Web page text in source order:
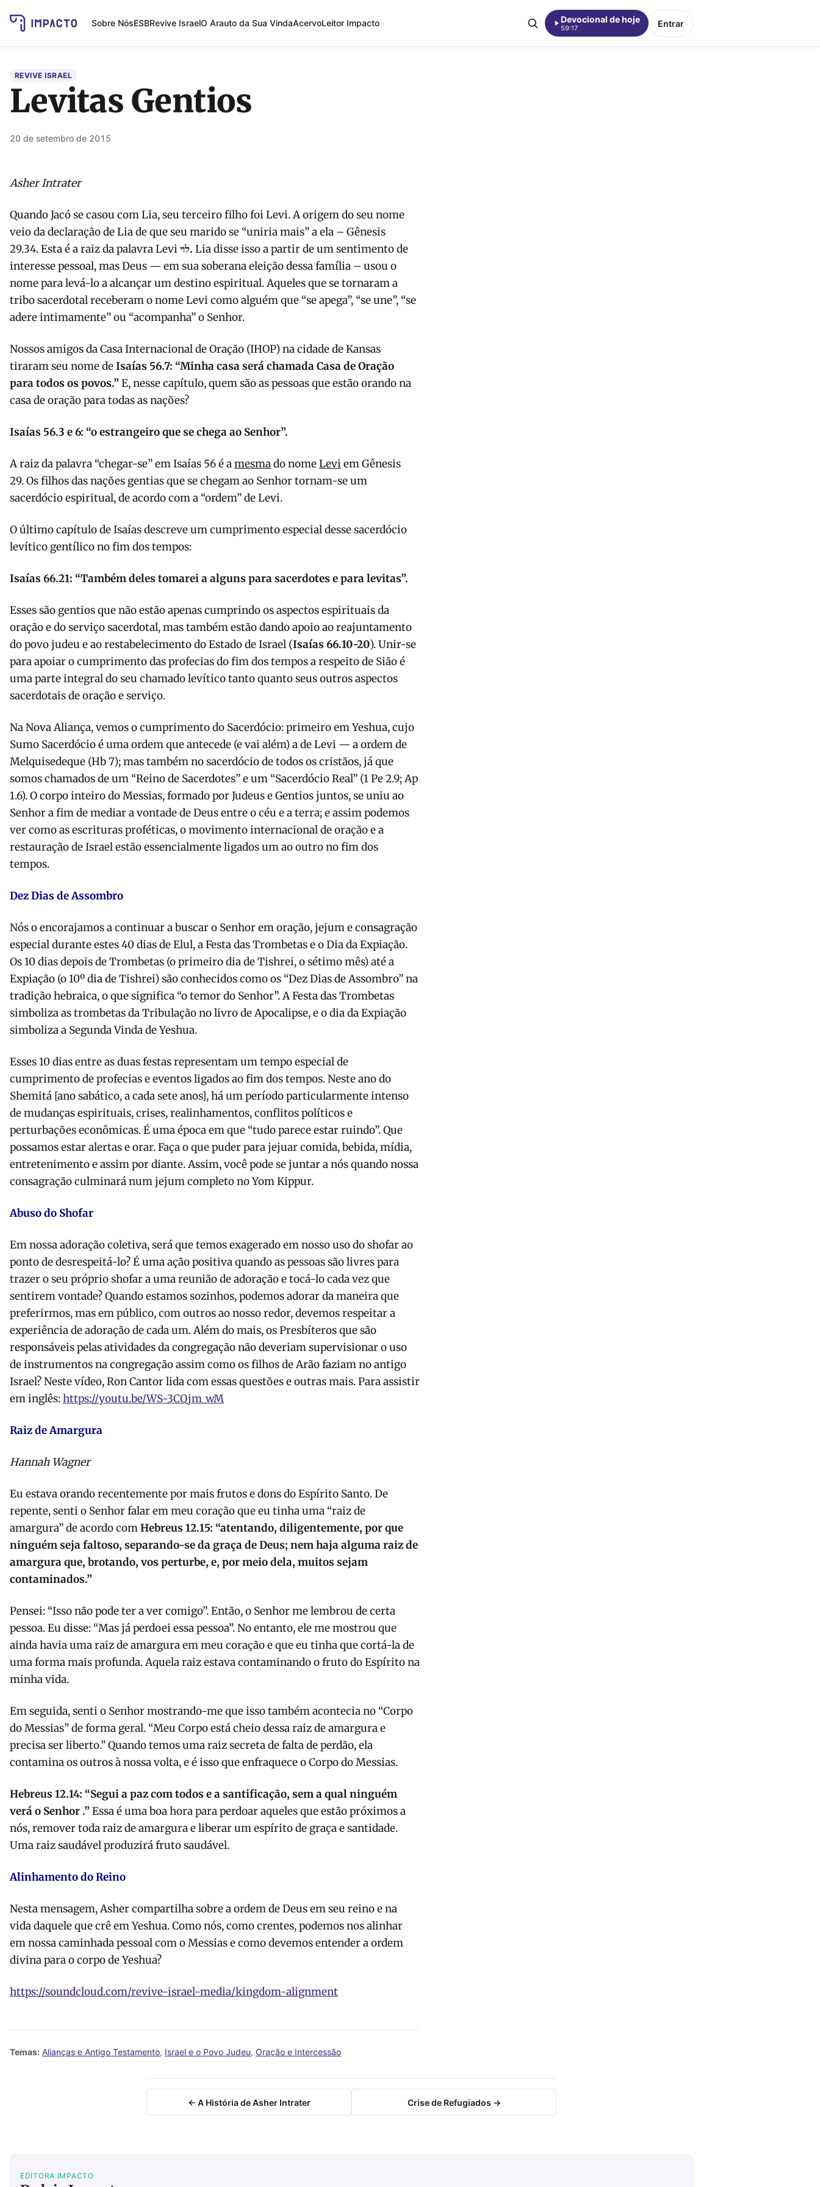
Sobre NósESBRevive IsraelO Arauto da Sua VindaAcervoLeitor Impacto Devocional de hoje
59:17 Entrar
REVIVE ISRAEL
Levitas Gentios
20 de setembro de 2015
Asher Intrater
Quando Jacó se casou com Lia, seu terceiro filho foi Levi. A origem do seu nome
veio da declaração de Lia de que seu marido se “uniria mais” a ela – Gênesis
29.34. Esta é a raiz da palavra Levi לוי. Lia disse isso a partir de um sentimento de
interesse pessoal, mas Deus — em sua soberana eleição dessa família – usou o
nome para levá-lo a alcançar um destino espiritual. Aqueles que se tornaram a
tribo sacerdotal receberam o nome Levi como alguém que “se apega”, “se une”, “se
adere intimamente” ou “acompanha” o Senhor.
Nossos amigos da Casa Internacional de Oração (IHOP) na cidade de Kansas
tiraram seu nome deIsaías 56.7: “Minha casa será chamada Casa de Oração
para todos os povos.”E, nesse capítulo, quem são as pessoas que estão orando na
casa de oração para todas as nações?
Isaías 56.3 e 6: “o estrangeiro que se chega ao Senhor”.
A raiz da palavra “chegar-se” em Isaías 56 é amesmado nomeLevi em Gênesis
29. Os filhos das nações gentias que se chegam ao Senhor tornam-se um
sacerdócio espiritual, de acordo com a “ordem” de Levi.
O último capítulo de Isaías descreve um cumprimento especial desse sacerdócio
levítico gentílico no fim dos tempos:
Isaías 66.21: “Também deles tomarei a alguns para sacerdotes e para levitas”.
Esses são gentios que não estão apenas cumprindo os aspectos espirituais da
oração e do serviço sacerdotal, mas também estão dando apoio ao reajuntamento
do povo judeu e ao restabelecimento do Estado de Israel (Isaías 66.10-20). Unir-se
para apoiar o cumprimento das profecias do fim dos tempos a respeito de Sião é
uma parte integral do seu chamado levítico tanto quanto seus outros aspectos
sacerdotais de oração e serviço.
Na Nova Aliança, vemos o cumprimento do Sacerdócio: primeiro em Yeshua, cujo
Sumo Sacerdócio é uma ordem que antecede (e vai além) a de Levi — a ordem de
Melquisedeque (Hb 7); mas também no sacerdócio de todos os cristãos, já que
somos chamados de um “Reino de Sacerdotes” e um “Sacerdócio Real” (1 Pe 2.9; Ap
1.6). O corpo inteiro do Messias, formado por Judeus e Gentios juntos, se uniu ao
Senhor a fim de mediar a vontade de Deus entre o céu e a terra; e assim podemos
ver como as escrituras proféticas, o movimento internacional de oração e a
restauração de Israel estão essencialmente ligados um ao outro no fim dos
tempos.
Dez Dias de Assombro
Nós o encorajamos a continuar a buscar o Senhor em oração, jejum e consagração
especial durante estes 40 dias de Elul, a Festa das Trombetas e o Dia da Expiação.
Os 10 dias depois de Trombetas (o primeiro dia de Tishrei, o sétimo mês) até a
Expiação (o 10º dia de Tishrei) são conhecidos como os “Dez Dias de Assombro” na
tradição hebraica, o que significa “o temor do Senhor”. A Festa das Trombetas
simboliza as trombetas da Tribulação no livro de Apocalipse, e o dia da Expiação
simboliza a Segunda Vinda de Yeshua.
Esses 10 dias entre as duas festas representam um tempo especial de
cumprimento de profecias e eventos ligados ao fim dos tempos. Neste ano do
Shemitá [ano sabático, a cada sete anos], há um período particularmente intenso
de mudanças espirituais, crises, realinhamentos, conflitos políticos e
perturbações econômicas. É uma época em que “tudo parece estar ruindo”. Que
possamos estar alertas e orar. Faça o que puder para jejuar comida, bebida, mídia,
entretenimento e assim por diante. Assim, você pode se juntar a nós quando nossa
consagração culminará num jejum completo no Yom Kippur.
Abuso do Shofar
Em nossa adoração coletiva, será que temos exagerado em nosso uso do shofar ao
ponto de desrespeitá-lo? É uma ação positiva quando as pessoas são livres para
trazer o seu próprio shofar a uma reunião de adoração e tocá-lo cada vez que
sentirem vontade? Quando estamos sozinhos, podemos adorar da maneira que
preferirmos, mas em público, com outros ao nosso redor, devemos respeitar a
experiência de adoração de cada um. Além do mais, os Presbíteros que são
responsáveis pelas atividades da congregação não deveriam supervisionar o uso
de instrumentos na congregação assim como os filhos de Arão faziam no antigo
Israel? Neste vídeo, Ron Cantor lida com essas questões e outras mais. Para assistir
em inglês:https://youtu.be/WS-3CQjm_wM
Raiz de Amargura
Hannah Wagner
Eu estava orando recentemente por mais frutos e dons do Espírito Santo. De
repente, senti o Senhor falar em meu coração que eu tinha uma “raiz de
amargura” de acordo comHebreus 12.15: “atentando, diligentemente, por que
ninguém seja faltoso, separando-se da graça de Deus; nem haja alguma raiz de
amargura que, brotando, vos perturbe, e, por meio dela, muitos sejam
contaminados.”
Pensei: “Isso não pode ter a ver comigo”. Então, o Senhor me lembrou de certa
pessoa. Eu disse: “Mas já perdoei essa pessoa”. No entanto, ele me mostrou que
ainda havia uma raiz de amargura em meu coração e que eu tinha que cortá-la de
uma forma mais profunda. Aquela raiz estava contaminando o fruto do Espírito na
minha vida.
Em seguida, senti o Senhor mostrando-me que isso também acontecia no “Corpo
do Messias” de forma geral. “Meu Corpo está cheio dessa raiz de amargura e
precisa ser liberto.” Quando temos uma raiz secreta de falta de perdão, ela
contamina os outros à nossa volta, e é isso que enfraquece o Corpo do Messias.
Hebreus 12.14: “Segui a paz com todos e a santificação, sem a qual ninguém
verá o Senhor .”Essa é uma boa hora para perdoar aqueles que estão próximos a
nós, remover toda raiz de amargura e liberar um espírito de graça e santidade.
Uma raiz saudável produzirá fruto saudável.
Alinhamento do Reino
Nesta mensagem, Asher compartilha sobre a ordem de Deus em seu reino e na
vida daquele que crê em Yeshua. Como nós, como crentes, podemos nos alinhar
em nossa caminhada pessoal com o Messias e como devemos entender a ordem
divina para o corpo de Yeshua?
https://soundcloud.com/revive-israel-media/kingdom-alignment
Temas: Alianças e Antigo Testamento, Israel e o Povo Judeu, Oração e Intercessão
← A História de Asher Intrater Crise de Refugiados →
EDITORA IMPACTO